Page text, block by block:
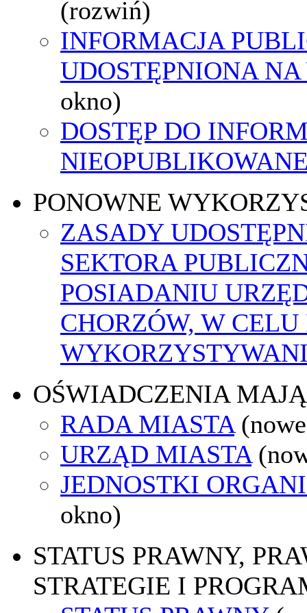
(rozwiń)
INFORMACJA
UDOSTĘPNIONA
okno)
DOSTĘP DO
PONOWNE
ZASADY
SEKTORA
POSIADANIU
CHORZÓW, W
OŚWIADCZENIA
RADA MIASTA
URZĄD MIASTA
JEDNOSTKI
okno)
STATUS PRAWNY,
STRATEGIE I